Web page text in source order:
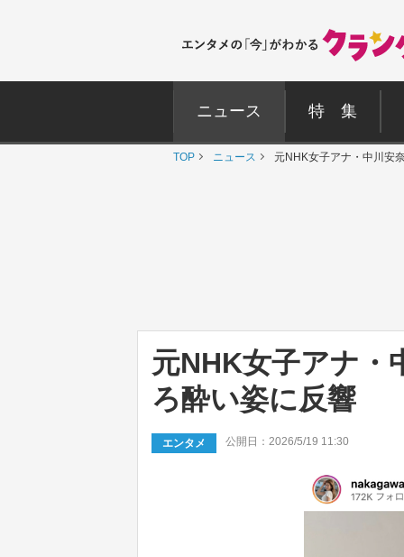
ニュース 特 集
TOP ニュース 元NHK女子アナ・中川安
元NHK女子アナ・
ろ酔い姿に反響
エンタメ 公開日：2026/5/19 11:30